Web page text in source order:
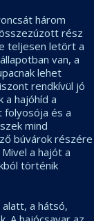
három
rész
teljesen letört a
van, a
lehet
rendkívül jó
a hajóhíd a
folyosója és a
mind
búvárok részére
a hajót a
történik
a hátsó,